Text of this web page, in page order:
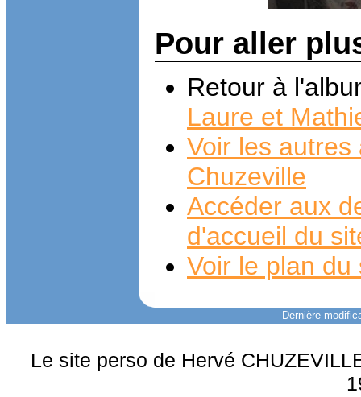
Pour aller
Retour à
Laure et
Voir les
Chuzeville
Accéder aux
d'accueil du
Voir le plan du
Dernière
Le site perso de Hervé